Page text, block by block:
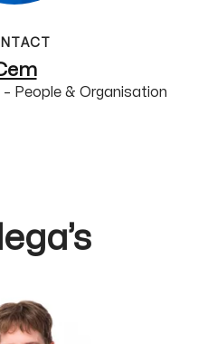
People & Organisation